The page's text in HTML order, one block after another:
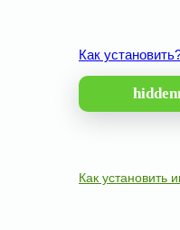
Как
Как установить